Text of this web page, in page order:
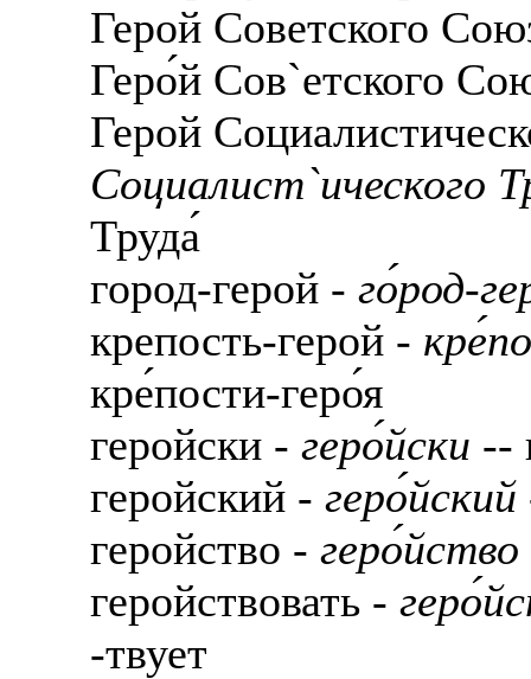
Герой Советского
Геро́й Сов`етского
Герой
Социалист`ического
Труда́
город-герой - го́род-
крепость-герой -
кре́пости-геро́я
геройски - геро́йски --
геройский - геро́йский
геройство - геро́йство
геройствовать -
-твует